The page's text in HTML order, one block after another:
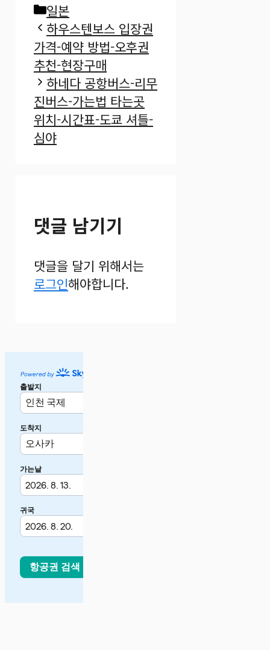
카
테
고
리
일본
하우스텐보스 입장권
가격-예약 방법-오후권
추천-현장구매
하네다 공항버스-리무
진버스-가는법 타는곳
위치-시간표-도쿄 셔틀-
심야
댓글 남기기
댓글을 달기 위해서는
로그인해야합니다.